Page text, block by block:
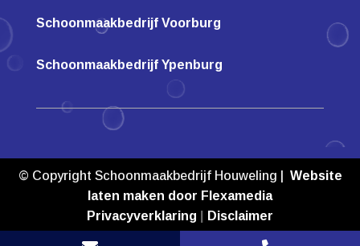
Schoonmaakbedrijf Voorburg
Schoonmaakbedrijf Ypenburg
© Copyright Schoonmaakbedrijf Houweling | Website
laten maken door Flexamedia
Privacyverklaring
Disclaimer